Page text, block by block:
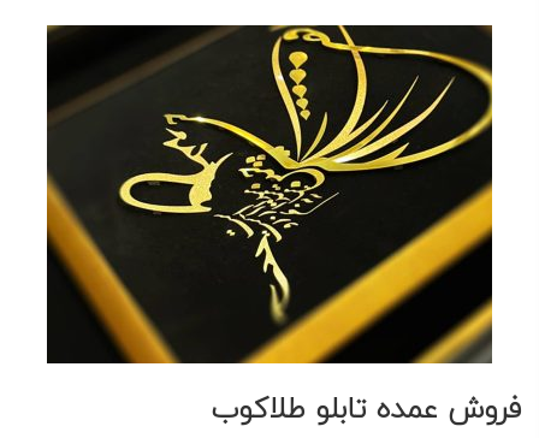
فروش عمده تابلو طلاکوب